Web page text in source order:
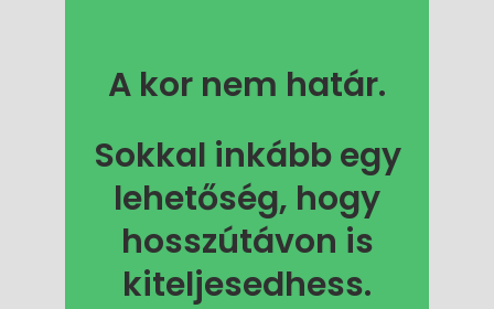
A kor nem határ.
Sokkal inkább egy
lehetőség, hogy
hosszútávon is
kiteljesedhess.